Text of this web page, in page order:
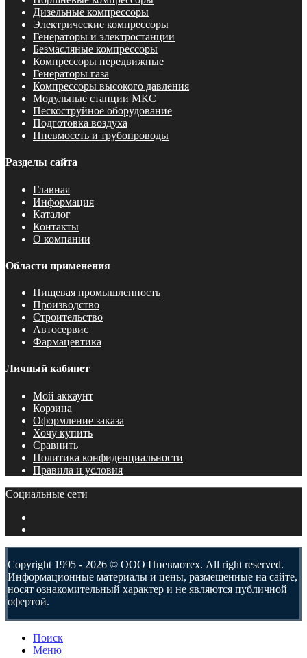
Дизельные компрессоры
Электрические компрессоры
Генераторы и электростанции
Безмасляные компрессоры
Компрессоры передвижные
Генераторы газа
Компрессоры высокого давления
Модульные станции МКС
Пескоструйное оборудование
Подготовка воздуха
Пневмосеть и трубопроводы
Разделы сайта
Главная
Информация
Каталог
Контакты
О компании
Области применения
Пищевая промышленность
Производство
Строительство
Автосервис
Фармацевтика
Личный кабинет
Мой аккаунт
Корзина
Оформление заказа
Хочу купить
Сравнить
Политика конфиденциальности
Правила и условия
Социальные сети
Copyright 1995 - 2026 © ООО Пневмотех. All right reserved.
Информационные материалы и цены, размещенные на сайте,
носят ознакомительный характер и не являются публичной
офертой.
Поиск
Меню